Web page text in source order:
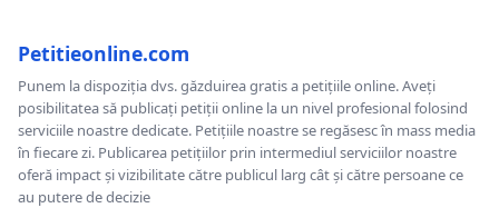
Petitieonline.com
Punem la dispoziția dvs. găzduirea gratis a petițiile online. Aveți
posibilitatea să publicați petiții online la un nivel profesional folosind
serviciile noastre dedicate. Petițiile noastre se regăsesc în mass media
în fiecare zi. Publicarea petițiilor prin intermediul serviciilor noastre
oferă impact și vizibilitate către publicul larg cât și către persoane ce
au putere de decizie